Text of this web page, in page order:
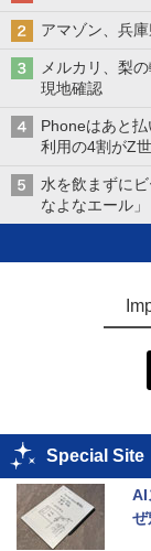
アマゾン、兵
メルカリ、梨
現地確認
Phoneはあと
利用の4割がZ
水を飲まずに
なよなエール」
Special Site
AI
ぜ